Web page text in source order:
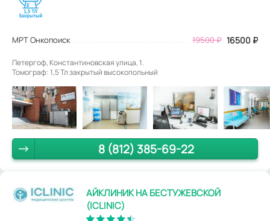
МРТ Онкопоиск 19500₽ 16500 ₽
Петергоф, Константиновская улица, 1.
Томограф: 1,5 Тл закрытый высокопольный
8 (812) 385-69-22
АЙКЛИНИК НА БЕСТУЖЕВСКОЙ
(ICLINIC)